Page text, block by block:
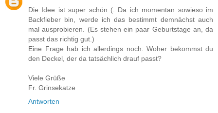
Die Idee ist super schön (: Da ich momentan sowieso im
Backfieber bin, werde ich das bestimmt demnächst auch
mal ausprobieren. (Es stehen ein paar Geburtstage an, da
passt das richtig gut.)
Eine Frage hab ich allerdings noch: Woher bekommst du
den Deckel, der da tatsächlich drauf passt?
Viele Grüße
Fr. Grinsekatze
Antworten